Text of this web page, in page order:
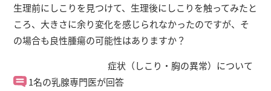
生理前にしこりを見つけて、生理後にしこりを触ってみたと
ころ、大きさに余り変化を感じられなかったのですが、そ
の場合も良性腫瘍の可能性はありますか？
症状（しこり・胸の異常）について
1名の乳腺専門医が回答